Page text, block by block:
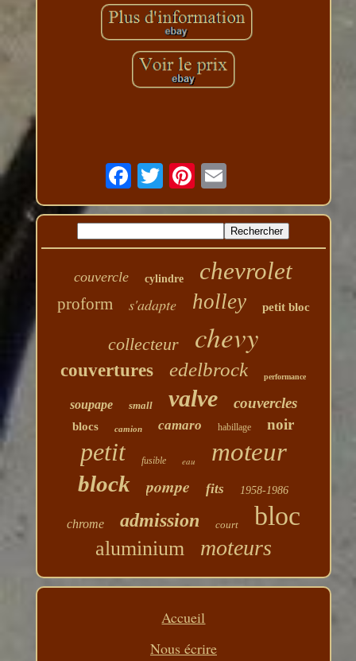
couvercle cylindre chevrolet
proform s'adapte holley petit bloc
collecteur chevy
couvertures edelbrock performance
soupape small valve couvercles
blocs camion camaro habillage noir
petit fusible eau moteur
block pompe fits 1958-1986
chrome admission court bloc
aluminium moteurs
Accueil
Nous écrire